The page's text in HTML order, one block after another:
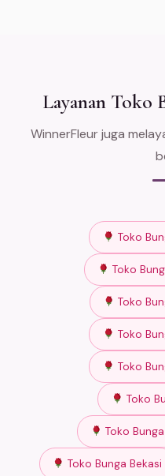
Layanan Toko
WinnerFleur juga
Toko
Toko
Toko
Toko
Toko
Toko
Toko
Toko Bunga Bekasi